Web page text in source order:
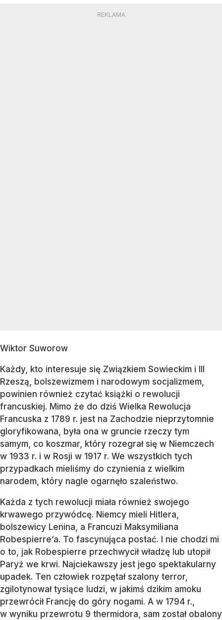
Wiktor Suworow
Każdy, kto interesuje się Związkiem Sowieckim i III
Rzeszą, bolszewizmem i narodowym socjalizmem,
powinien również czytać książki o rewolucji
francuskiej. Mimo że do dziś Wielka Rewolucja
Francuska z 1789 r. jest na Zachodzie nieprzytomnie
gloryfikowana, była ona w gruncie rzeczy tym
samym, co koszmar, który rozegrał się w Niemczech
w 1933 r. i w Rosji w 1917 r. We wszystkich tych
przypadkach mieliśmy do czynienia z wielkim
narodem, który nagle ogarnęło szaleństwo.
Każda z tych rewolucji miała również swojego
krwawego przywódcę. Niemcy mieli Hitlera,
bolszewicy Lenina, a Francuzi Maksymiliana
Robespierre’a. To fascynująca postać. I nie chodzi mi
o to, jak Robespierre przechwycił władzę lub utopił
Paryż we krwi. Najciekawszy jest jego spektakularny
upadek. Ten człowiek rozpętał szalony terror,
zgilotynował tysiące ludzi, w jakimś dzikim amoku
przewrócił Francję do góry nogami. A w 1794 r.,
w wyniku przewrotu 9 thermidora, sam został obalony